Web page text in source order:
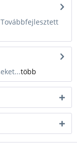
raktáron
raktáron
több